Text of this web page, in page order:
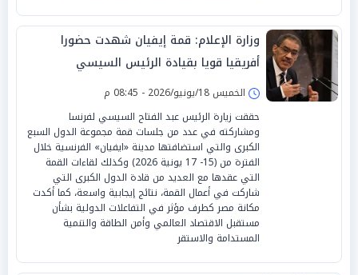
وزارة الإعلام: قمة إيفيان شهدت حضورا
أفريقيا قويا بقيادة الرئيس السيسي
الخميس 18/يونيو/2026 - 08:45 م
حققت زيارة الرئيس عبد الفتاح السيسي لفرنسا
ومشاركته في عدد من جلسات قمة مجموعة الدول السبع
الكبرى والتي استضافتها مدينة «ايفيان» الفرنسية خلال
الفترة من (15- 17 يونية 2026) وكذلك لقاءات القمة
التي عقدها مع العديد من قادة الدول الكبرى التي
شاركت في أعمال القمة، نتائج إيجابية واسعة، كما أكدت
مكانة مصر كطرف مؤثر في التفاعلات الدولية بشأن
مستقبل الاقتصاد العالمي وأمن الطاقة والتنمية
المستدامة والاستقر